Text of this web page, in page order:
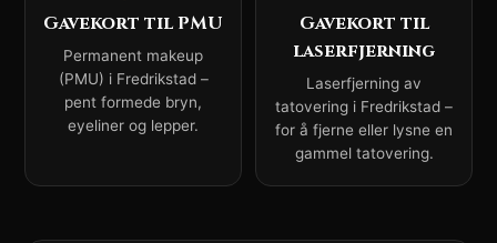
Gavekort til PMU
Permanent makeup
(PMU) i Fredrikstad –
pent formede bryn,
eyeliner og lepper.
Gavekort til
laserfjerning
Laserfjerning av
tatovering i Fredrikstad –
for å fjerne eller lysne en
gammel tatovering.